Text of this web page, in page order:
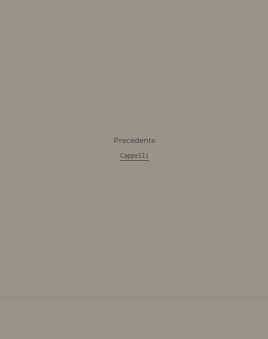
Precedente
Cappelli